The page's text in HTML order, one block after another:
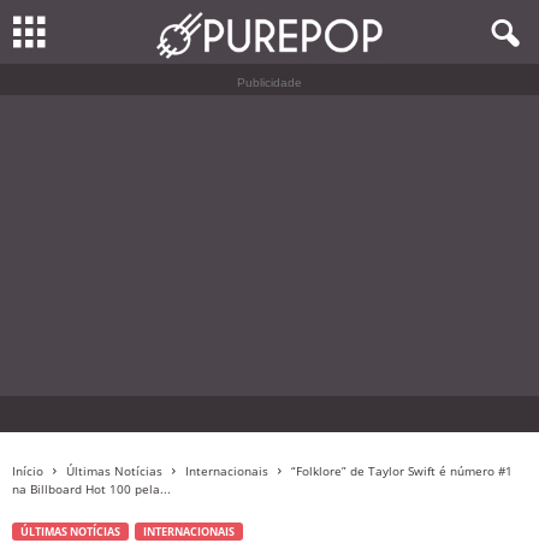
Publicidade
Início Últimas Notícias Internacionais
“Folklore” de Taylor Swift é número #1
na Billboard Hot 100 pela...
ÚLTIMAS NOTÍCIAS INTERNACIONAIS